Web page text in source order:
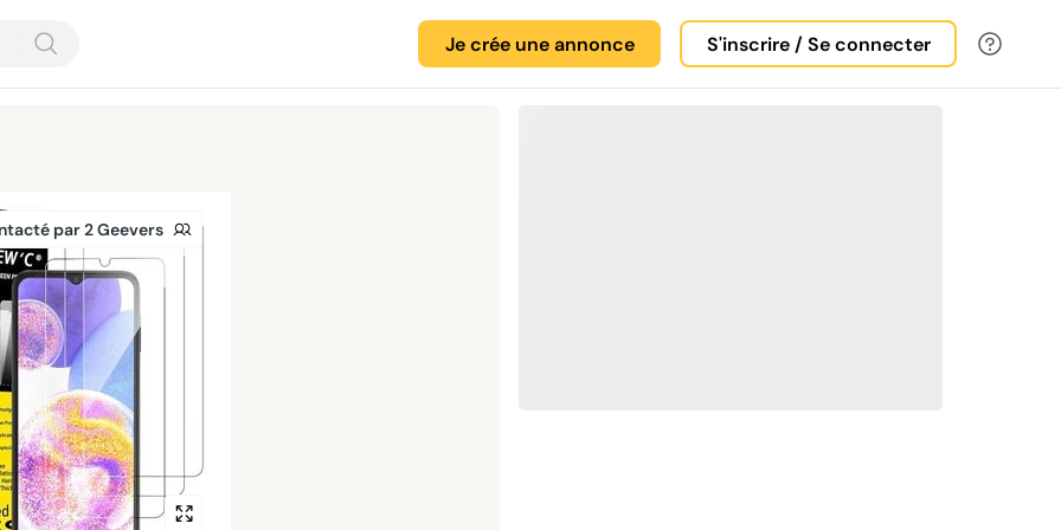
Je crée une annonce S'inscrire / Se connecter
par 2 Geevers